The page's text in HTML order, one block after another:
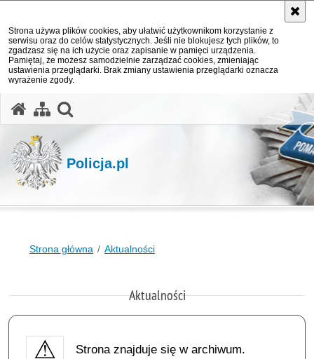
Strona używa plików cookies, aby ułatwić użytkownikom korzystanie z
serwisu oraz do celów statystycznych. Jeśli nie blokujesz tych plików, to
zgadzasz się na ich użycie oraz zapisanie w pamięci urządzenia.
Pamiętaj, że możesz samodzielnie zarządzać cookies, zmieniając
ustawienia przeglądarki. Brak zmiany ustawienia przeglądarki oznacza
wyrażenie zgody.
Policja.pl
Strona główna Aktualności
Aktualności
Strona znajduje się w archiwum.